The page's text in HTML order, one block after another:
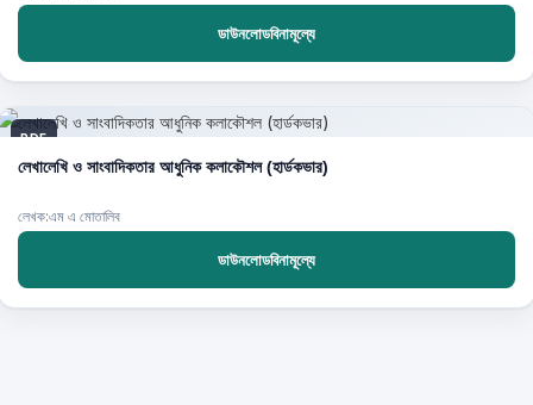
ডাউনলোডবিনামূল্যে
PDF
লেখালেখি ও সাংবাদিকতার আধুনিক কলাকৌশল (হার্ডকভার)
লেখক:এম এ মোতালিব
ডাউনলোডবিনামূল্যে